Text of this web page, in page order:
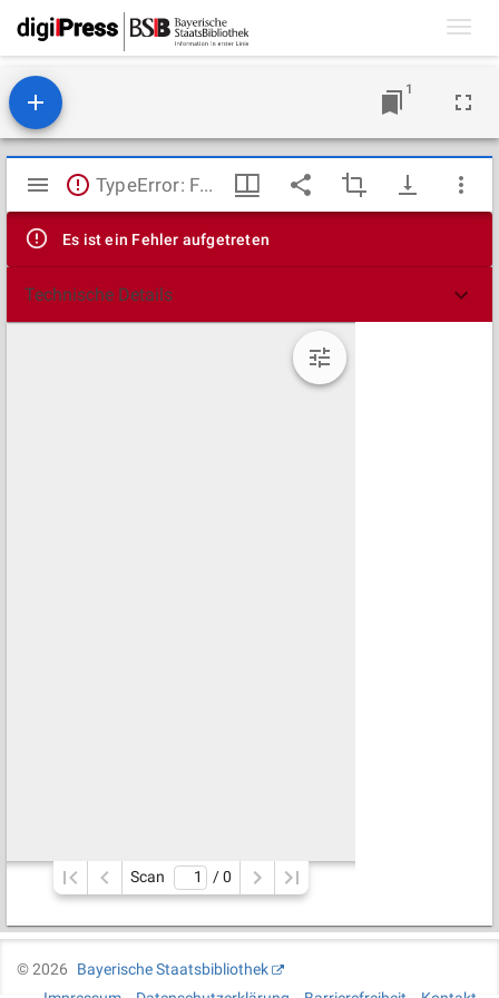
1
Mirador
Viewer
TypeError: Failed to fetch
Es ist ein Fehler aufgetreten
Technische Details
Scan / 0
©2026
Bayerische Staatsbibliothek